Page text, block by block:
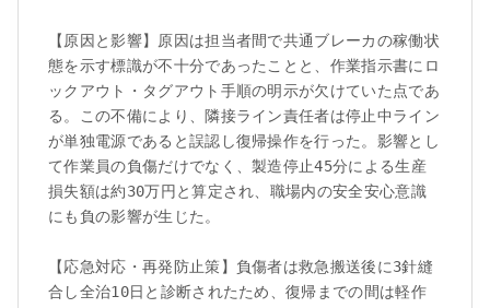
【原因と影響】原因は担当者間で共通ブレーカの稼働状
態を示す標識が不十分であったことと、作業指示書にロ
ックアウト・タグアウト手順の明示が欠けていた点であ
る。この不備により、隣接ライン責任者は停止中ライン
が単独電源であると誤認し復帰操作を行った。影響とし
て作業員の負傷だけでなく、製造停止45分による生産
損失額は約30万円と算定され、職場内の安全安心意識
にも負の影響が生じた。
【応急対応・再発防止策】負傷者は救急搬送後に3針縫
合し全治10日と診断されたため、復帰までの間は軽作